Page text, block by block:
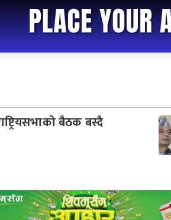
बैठक बस्दै